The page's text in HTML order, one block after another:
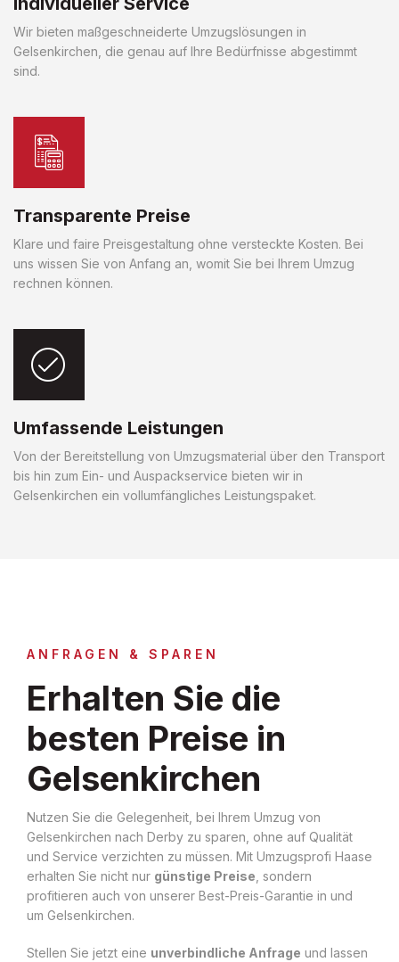
Wir bieten maßgeschneiderte Umzugslösungen in
Gelsenkirchen, die genau auf Ihre Bedürfnisse abgestimmt
sind.
Transparente Preise
Klare und faire Preisgestaltung ohne versteckte Kosten. Bei
uns wissen Sie von Anfang an, womit Sie bei Ihrem Umzug
rechnen können.
Umfassende Leistungen
Von der Bereitstellung von Umzugsmaterial über den Transport
bis hin zum Ein- und Auspackservice bieten wir in
Gelsenkirchen ein vollumfängliches Leistungspaket.
ANFRAGEN & SPAREN
Erhalten Sie die
besten Preise in
Gelsenkirchen
Nutzen Sie die Gelegenheit, bei Ihrem Umzug von
Gelsenkirchen nach Derby zu sparen, ohne auf Qualität
und Service verzichten zu müssen. Mit Umzugsprofi Haase
erhalten Sie nicht nur günstige Preise , sondern
profitieren auch von unserer Best-Preis-Garantie in und
um Gelsenkirchen.
Stellen Sie jetzt eine unverbindliche Anfrage und lassen